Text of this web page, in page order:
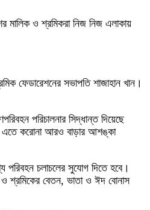
মালিক ও শ্রমিকরা নিজ নিজ এলাকায়
ফেডারেশনের সভাপতি শাজাহান খান।
পরিচালনার সিদ্ধান্ত দিয়েছে
এতে করোনা আরও বাড়ার আশঙ্কা
পরিবহন চলাচলের সুযোগ দিতে হবে।
শ্রমিকের বেতন, ভাতা ও ঈদ বোনাস